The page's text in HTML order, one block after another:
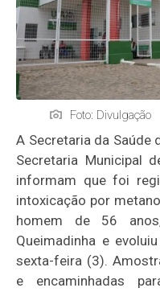
Foto: Divulgação
A Secretaria da Saúde
Secretaria Municipal
informam que foi
intoxicação por
homem de 56
Queimadinha e
sexta-feira (3).
e encaminhadas